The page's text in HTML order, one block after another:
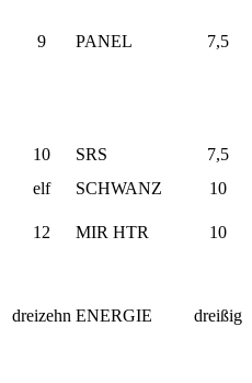
9 PANEL 7,5
10
SRS 7,5
elf
SCHWANZ 10
12
MIR HTR 10
dreizehn ENERGIE dreißig